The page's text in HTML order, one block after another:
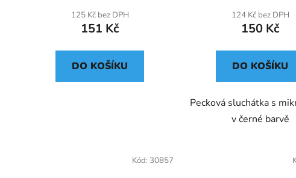
125 Kč bez DPH
151 Kč
DO KOŠÍKU
124 Kč bez DPH
150 Kč
DO KOŠÍKU
Pecková sluchátka s
v černé barvě
Kód: 30857